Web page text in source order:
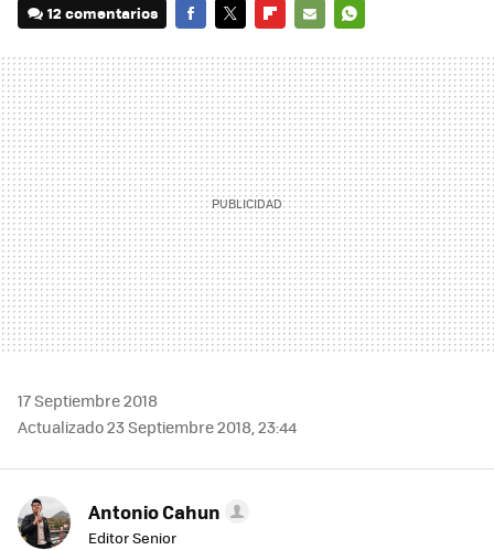
12 comentarios
MAIL
17 Septiembre 2018
Actualizado 23 Septiembre 2018, 23:44
Antonio Cahun
Editor Senior